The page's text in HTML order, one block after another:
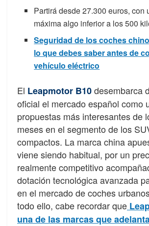
Partirá desde 27.300 euros, con
máxima algo inferior a los 500
Seguridad de los coches
lo que debes saber antes de
vehículo eléctrico
El Leapmotor B10desembarca
oficial el mercado español como
propuestas más interesantes de
meses en el segmento de los
compactos. La marca china
viene siendo habitual, por un
realmente competitivo
dotación tecnológica avanzada
en el mercado de coches
todo ello, cabe recordar que
una de las marcas que